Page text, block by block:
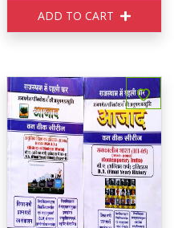
ADD TO CART